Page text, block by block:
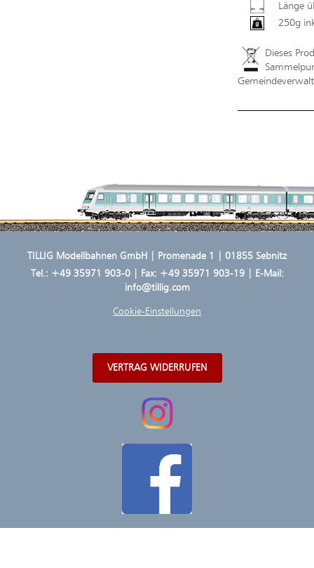
Länge
250g
Dieses
TILLIG Modellbahnen GmbH | Promenade 1 | 01855 Sebnitz
Tel.: +49 35971 903-0| Fax: +49 35971 903-19 | E-Mail:
info@tillig.com
Cookie-Einstellungen
VERTRAG WIDERRUFEN